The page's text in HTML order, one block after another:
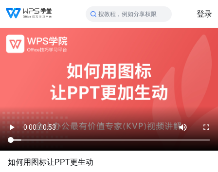
搜教程，例如分享权限 登录
如何用图标让PPT更生动